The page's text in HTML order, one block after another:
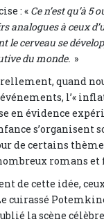
: « Ce n’est qu’à 5
analogues à ceux
le cerveau se
du monde. »
quand
l’«
en évidence
s’organisent
de certains
romans et
de cette idée,
cuirassé
la scène